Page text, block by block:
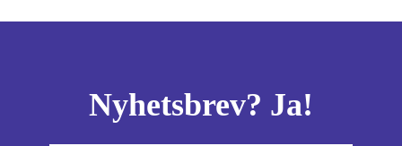
Nyhetsbrev? Ja!